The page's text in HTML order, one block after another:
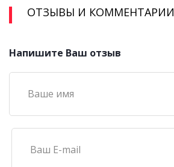
ОТЗЫВЫ И КОММЕНТАРИИ
Напишите Ваш отзыв